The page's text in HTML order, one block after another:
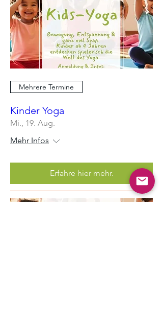
Mehrere Termine
Kinder Yoga
Mi., 19. Aug.
Mehr Infos
Erfahre hier mehr.